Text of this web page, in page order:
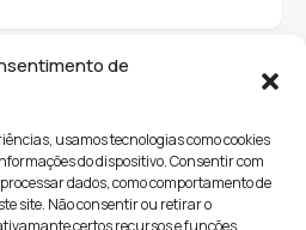
de
usamos tecnologias como cookies
do dispositivo. Consentir com
dados, como comportamento de
site. Não consentir ou retirar o
certos recursos e funções.